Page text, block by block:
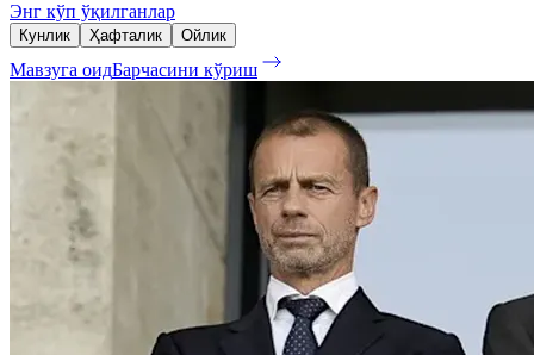
Энг кўп ўқилганлар
Кунлик Ҳафталик Ойлик
Мавзуга оидБарчасини кўриш